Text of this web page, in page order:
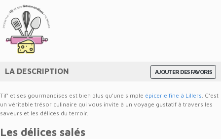
AJOUTER DES FAVORIS
LA DESCRIPTION
Tif’ et ses gourmandises est bien plus qu’une simple épicerie fine à Lillers. C’est
un véritable trésor culinaire qui vous invite à un voyage gustatif à travers les
saveurs et les délices du terroir.
Les délices salés